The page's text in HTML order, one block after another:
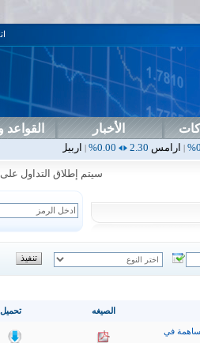
الأخبار القواعد
|اربيل 0.00
سيتم إطلاق التداول على
تحميل الصيغه
في